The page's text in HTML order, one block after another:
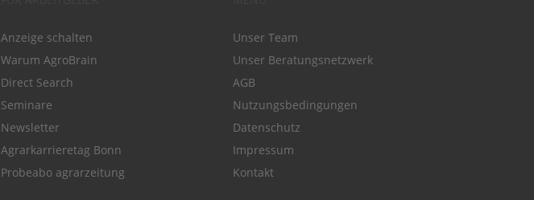
Anzeige schalten
Warum AgroBrain
Direct Search
Seminare
Newsletter
Agrarkarrieretag Bonn
Probeabo agrarzeitung
Unser Team
Unser Beratungsnetzwerk
AGB
Nutzungsbedingungen
Datenschutz
Impressum
Kontakt